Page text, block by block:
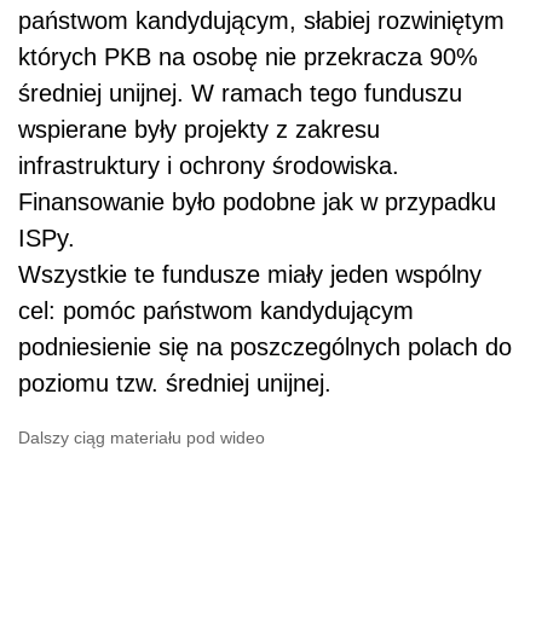
państwom kandydującym, słabiej rozwiniętym
których PKB na osobę nie przekracza 90%
średniej unijnej. W ramach tego funduszu
wspierane były projekty z zakresu
infrastruktury i ochrony środowiska.
Finansowanie było podobne jak w przypadku
ISPy.
Wszystkie te fundusze miały jeden wspólny
cel: pomóc państwom kandydującym
podniesienie się na poszczególnych polach do
poziomu tzw. średniej unijnej.
Dalszy ciąg materiału pod wideo